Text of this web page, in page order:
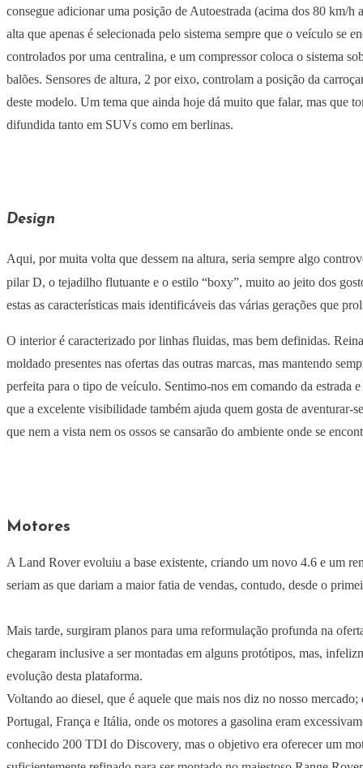
consegue adicionar uma posição de Autoestrada (acima dos 80 km/
alta que apenas é selecionada pelo sistema sempre que o veículo se
controlados por uma centralina, e um compressor coloca o sistema
balões. Sensores de altura, 2 por eixo, controlam a posição da
deste modelo. Um tema que ainda hoje dá muito que falar, mas que
difundida tanto em SUVs como em berlinas.
Design
Aqui, por muita volta que dessem na altura, seria sempre algo
pilar D, o tejadilho flutuante e o estilo “boxy”, muito ao jeito dos
estas as características mais identificáveis das várias gerações que
O interior é caracterizado por linhas fluidas, mas bem definidas.
moldado presentes nas ofertas das outras marcas, mas mantendo
perfeita para o tipo de veículo. Sentimo-nos em comando da estrada
que a excelente visibilidade também ajuda quem gosta de
que nem a vista nem os ossos se cansarão do ambiente onde se
Motores
A Land Rover evoluiu a base existente, criando um novo 4.6 e um
seriam as que dariam a maior fatia de vendas, contudo, desde o
Mais tarde, surgiram planos para uma reformulação profunda na
chegaram inclusive a ser montadas em alguns protótipos, mas,
evolução desta plataforma.
Voltando ao diesel, que é aquele que mais nos diz no nosso
Portugal, França e Itália, onde os motores a gasolina eram
conhecido 200 TDI do Discovery, mas o objetivo era oferecer um